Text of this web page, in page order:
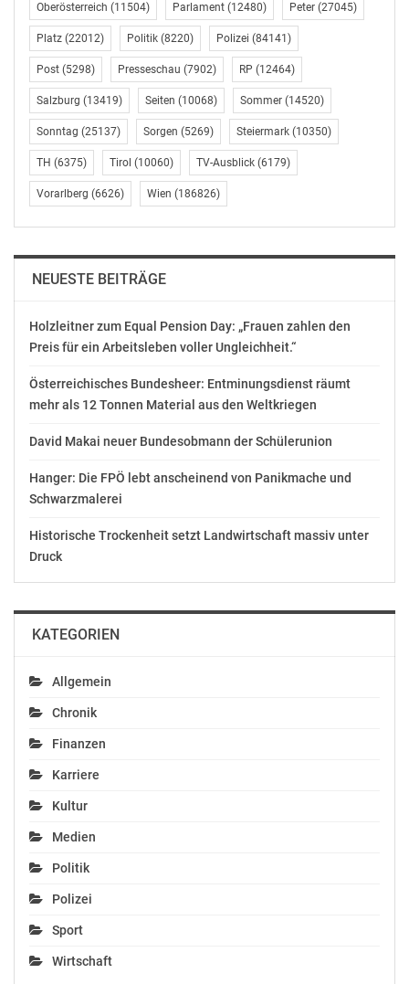
Oberösterreich (11504) Parlament (12480) Peter (27045)
Platz (22012) Politik (8220) Polizei (84141)
Post (5298) Presseschau (7902) RP (12464)
Salzburg (13419) Seiten (10068) Sommer (14520)
Sonntag (25137) Sorgen (5269) Steiermark (10350)
TH (6375) Tirol (10060) TV-Ausblick (6179)
Vorarlberg (6626) Wien (186826)
NEUESTE BEITRÄGE
Holzleitner zum Equal Pension Day: „Frauen zahlen den
Preis für ein Arbeitsleben voller Ungleichheit.“
Österreichisches Bundesheer: Entminungsdienst räumt
mehr als 12 Tonnen Material aus den Weltkriegen
David Makai neuer Bundesobmann der Schülerunion
Hanger: Die FPÖ lebt anscheinend von Panikmache und
Schwarzmalerei
Historische Trockenheit setzt Landwirtschaft massiv unter
Druck
KATEGORIEN
Allgemein
Chronik
Finanzen
Karriere
Kultur
Medien
Politik
Polizei
Sport
Wirtschaft